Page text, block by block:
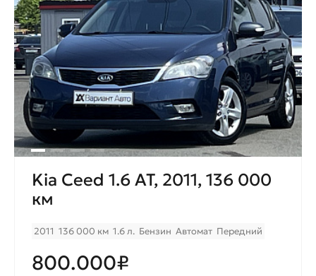
Kia Ceed 1.6 AT, 2011, 136 000
км
2011 136 000 км 1.6 л. Бензин Автомат Передний
800.000₽